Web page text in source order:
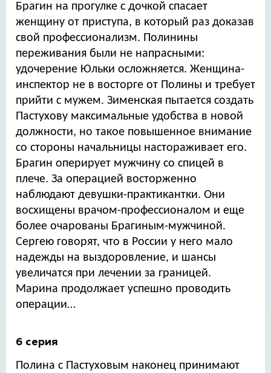
Брагин на прогулке с дочкой спасает
женщину от приступа, в который раз доказав
свой профессионализм. Полинины
переживания были не напрасными:
удочерение Юльки осложняется. Женщина-
инспектор не в восторге от Полины и требует
прийти с мужем. Зименская пытается создать
Пастухову максимальные удобства в новой
должности, но такое повышенное внимание
со стороны начальницы настораживает его.
Брагин оперирует мужчину со спицей в
плече. За операцией восторженно
наблюдают девушки-практикантки. Они
восхищены врачом-профессионалом и еще
более очарованы Брагиным-мужчиной.
Сергею говорят, что в России у него мало
надежды на выздоровление, и шансы
увеличатся при лечении за границей.
Марина продолжает успешно проводить
операции…
6 серия
Полина с Пастуховым наконец принимают